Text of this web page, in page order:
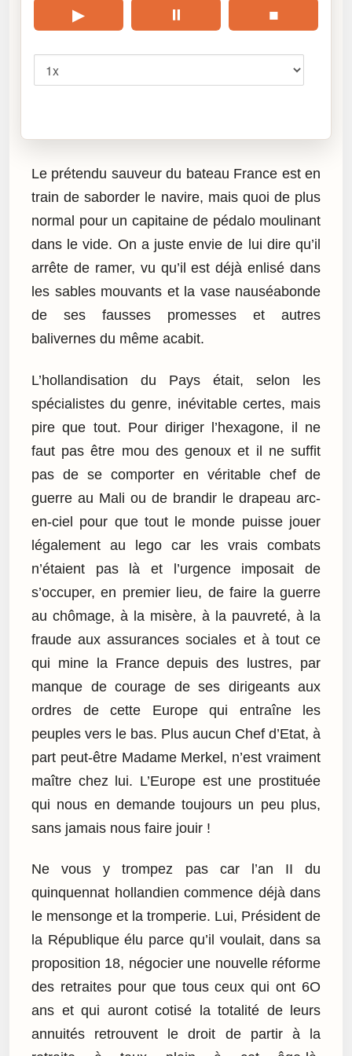
▶ ⏸ ■
Le prétendu sauveur du bateau France est en
train de saborder le navire, mais quoi de plus
normal pour un capitaine de pédalo moulinant
dans le vide. On a juste envie de lui dire qu’il
arrête de ramer, vu qu’il est déjà enlisé dans
les sables mouvants et la vase nauséabonde
de ses fausses promesses et autres
balivernes du même acabit.
L’hollandisation du Pays était, selon les
spécialistes du genre, inévitable certes, mais
pire que tout. Pour diriger l’hexagone, il ne
faut pas être mou des genoux et il ne suffit
pas de se comporter en véritable chef de
guerre au Mali ou de brandir le drapeau arc-
en-ciel pour que tout le monde puisse jouer
légalement au lego car les vrais combats
n’étaient pas là et l’urgence imposait de
s’occuper, en premier lieu, de faire la guerre
au chômage, à la misère, à la pauvreté, à la
fraude aux assurances sociales et à tout ce
qui mine la France depuis des lustres, par
manque de courage de ses dirigeants aux
ordres de cette Europe qui entraîne les
peuples vers le bas. Plus aucun Chef d’Etat, à
part peut-être Madame Merkel, n’est vraiment
maître chez lui. L’Europe est une prostituée
qui nous en demande toujours un peu plus,
sans jamais nous faire jouir !
Ne vous y trompez pas car l’an II du
quinquennat hollandien commence déjà dans
le mensonge et la tromperie. Lui, Président de
la République élu parce qu’il voulait, dans sa
proposition 18, négocier une nouvelle réforme
des retraites pour que tous ceux qui ont 6O
ans et qui auront cotisé la totalité de leurs
annuités retrouvent le droit de partir à la